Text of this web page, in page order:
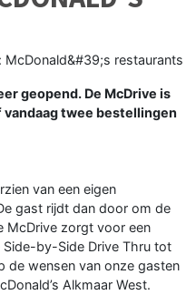
McDonald&#39;s restaurants
geopend. De McDrive is
vandaag twee bestellingen
van een eigen
gast rijdt dan door om de
McDrive zorgt voor een
Side-by-Side Drive Thru tot
de wensen van onze gasten
Alkmaar West.